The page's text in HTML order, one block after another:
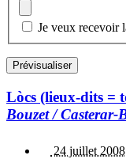
Je veux recevoir
Lòcs (lieux-dits =
Bouzet / Casterar-
24 juillet 2008